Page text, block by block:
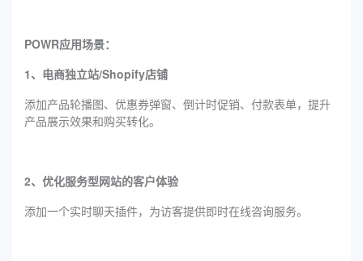
POWR应用场景：
1、电商独立站/Shopify店铺
添加产品轮播图、优惠券弹窗、倒计时促销、付款表单，提升
产品展示效果和购买转化。
2、优化服务型网站的客户体验
添加一个实时聊天插件，为访客提供即时在线咨询服务。